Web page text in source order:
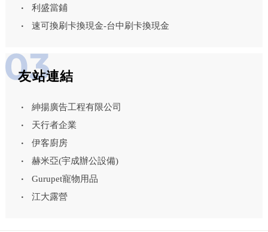
利盛當鋪
速可換刷卡換現金-台中刷卡換現金
友站連結
紳揚廣告工程有限公司
天行者企業
伊客廚房
赫米亞(宇成辦公設備)
Gurupet寵物用品
江大露營